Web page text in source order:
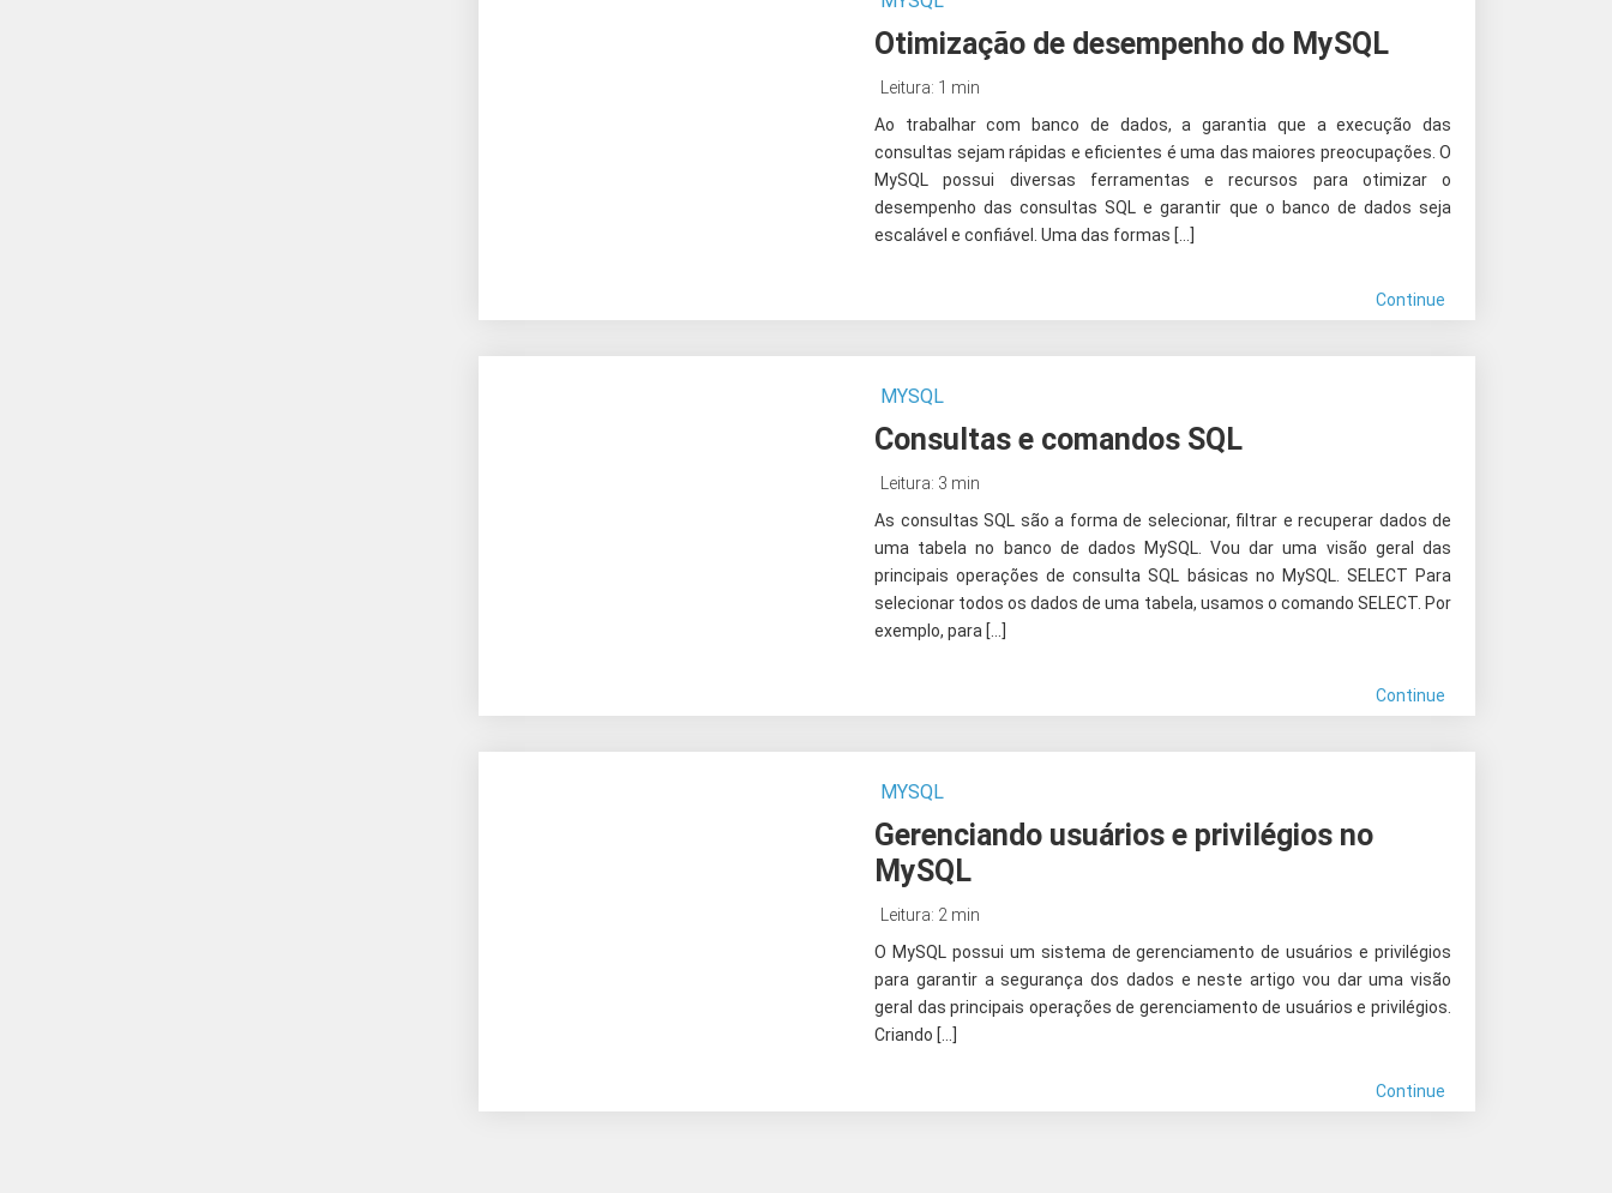
Otimização de desempenho do MySQL
Leitura: 1 min
Ao trabalhar com banco de dados, a garantia que a execução das
consultas sejam rápidas e eficientes é uma das maiores preocupações. O
MySQL possui diversas ferramentas e recursos para otimizar o
desempenho das consultas SQL e garantir que o banco de dados seja
escalável e confiável. Uma das formas […]
Continue
MYSQL
Consultas e comandos SQL
Leitura: 3 min
As consultas SQL são a forma de selecionar, filtrar e recuperar dados de
uma tabela no banco de dados MySQL. Vou dar uma visão geral das
principais operações de consulta SQL básicas no MySQL. SELECT Para
selecionar todos os dados de uma tabela, usamos o comando SELECT. Por
exemplo, para […]
Continue
MYSQL
Gerenciando usuários e privilégios no
MySQL
Leitura: 2 min
O MySQL possui um sistema de gerenciamento de usuários e privilégios
para garantir a segurança dos dados e neste artigo vou dar uma visão
geral das principais operações de gerenciamento de usuários e privilégios.
Criando […]
Continue